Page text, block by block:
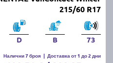
215/60 R17
D B 73
Налични 7 броя | Доставка от 1 до 2 дни